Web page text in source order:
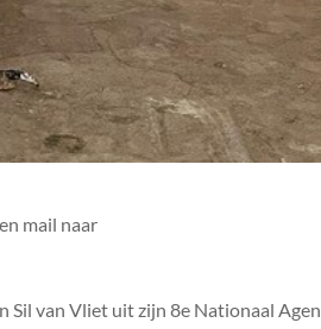
mail naar
Sil van Vliet uit zijn 8e Nationaal Agen